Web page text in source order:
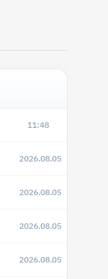
11:48
2026.08.05
2026.08.05
2026.08.05
2026.08.05